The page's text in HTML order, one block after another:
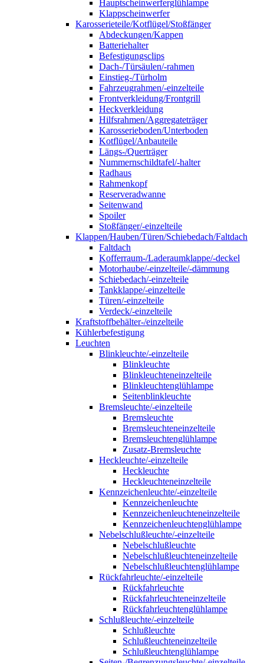
Hauptscheinwerferglühlampe
Klappscheinwerfer
Karosserieteile/Kotflügel/Stoßfänger
Abdeckungen/Kappen
Batteriehalter
Befestigungsclips
Dach-/Türsäulen/-rahmen
Einstieg-/Türholm
Fahrzeugrahmen/-einzelteile
Frontverkleidung/Frontgrill
Heckverkleidung
Hilfsrahmen/Aggregateträger
Karosserieboden/Unterboden
Kotflügel/Anbauteile
Längs-/Querträger
Nummernschildtafel/-halter
Radhaus
Rahmenkopf
Reserveradwanne
Seitenwand
Spoiler
Stoßfänger/-einzelteile
Klappen/Hauben/Türen/Schiebedach/Faltdach
Faltdach
Kofferraum-/Laderaumklappe/-deckel
Motorhaube/-einzelteile/-dämmung
Schiebedach/-einzelteile
Tankklappe/-einzelteile
Türen/-einzelteile
Verdeck/-einzelteile
Kraftstoffbehälter-/einzelteile
Kühlerbefestigung
Leuchten
Blinkleuchte/-einzelteile
Blinkleuchte
Blinkleuchteneinzelteile
Blinkleuchtenglühlampe
Seitenblinkleuchte
Bremsleuchte/-einzelteile
Bremsleuchte
Bremsleuchteneinzelteile
Bremsleuchtenglühlampe
Zusatz-Bremsleuchte
Heckleuchte/-einzelteile
Heckleuchte
Heckleuchteneinzelteile
Kennzeichenleuchte/-einzelteile
Kennzeichenleuchte
Kennzeichenleuchteneinzelteile
Kennzeichenleuchtenglühlampe
Nebelschlußleuchte/-einzelteile
Nebelschlußleuchte
Nebelschlußleuchteneinzelteile
Nebelschlußleuchtenglühlampe
Rückfahrleuchte/-einzelteile
Rückfahrleuchte
Rückfahrleuchteneinzelteile
Rückfahrleuchtenglühlampe
Schlußleuchte/-einzelteile
Schlußleuchte
Schlußleuchteneinzelteile
Schlußleuchtenglühlampe